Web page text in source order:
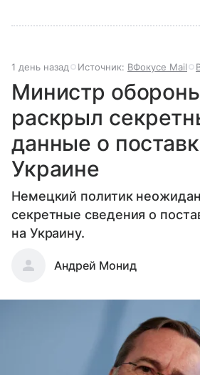
1 день назад Источник: ВФокусе Mail
Министр
раскрыл
данные о
Украине
Немецкий политик
секретные сведения о
на Украину.
Андрей Монид